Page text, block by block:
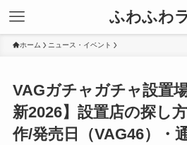
ふわふわ
ホーム ニュース・イベント
VAGガチャガチャ設置
新2026】設置店の探し
作/発売日（VAG46）・